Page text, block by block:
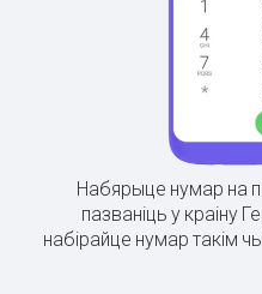
Набярыце нумар на
пазваніць у краіну
набірайце нумар такім